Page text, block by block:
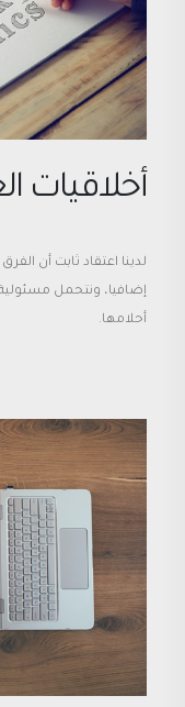
أخلاقيات
لدينا اعتقاد ثابت أن
إضافيا، ونتحمل
أحلامها.